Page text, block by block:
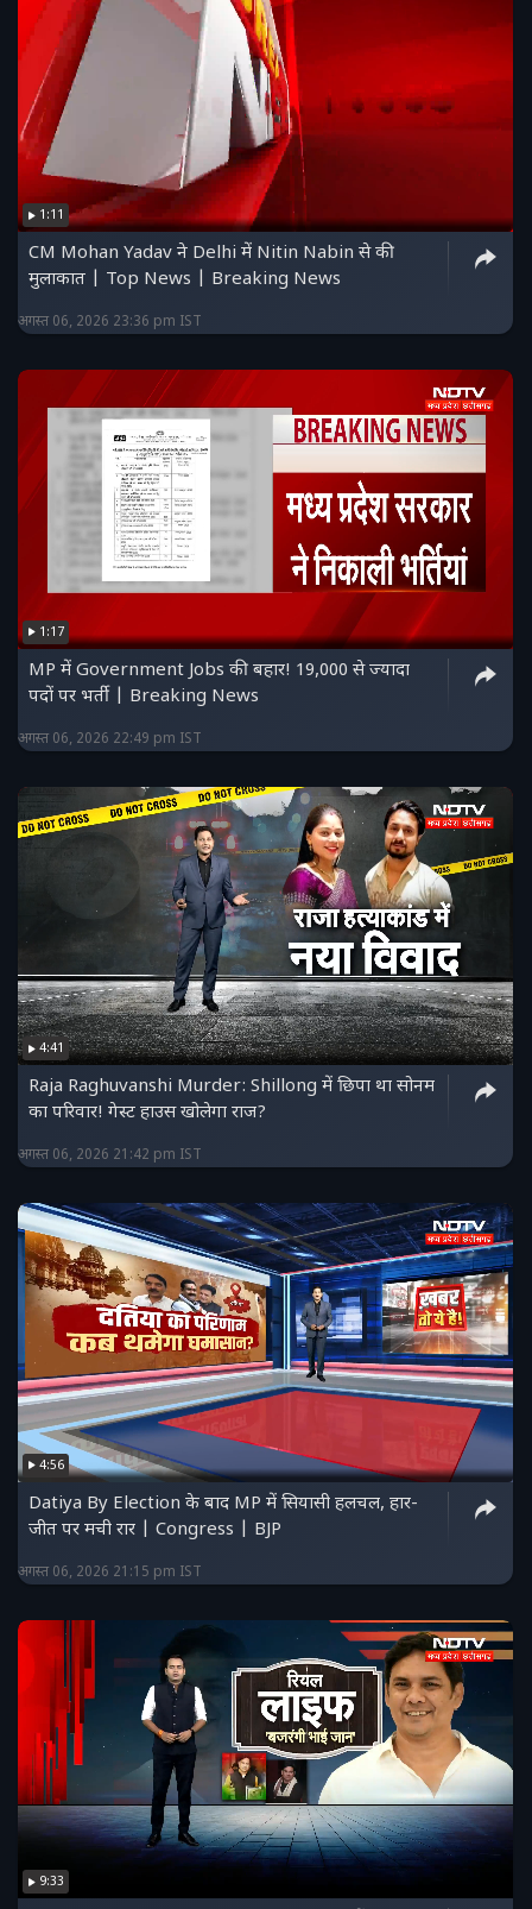
1:11
CM Mohan Yadav ने Delhi में Nitin Nabin से की
मुलाकात | Top News | Breaking News
अगस्त 06, 2026 23:36 pm IST
1:17
MP में Government Jobs की बहार! 19,000 से ज्यादा
पदों पर भर्ती | Breaking News
अगस्त 06, 2026 22:49 pm IST
4:41
Raja Raghuvanshi Murder: Shillong में छिपा था सोनम
का परिवार! गेस्ट हाउस खोलेगा राज?
अगस्त 06, 2026 21:42 pm IST
4:56
Datiya By Election के बाद MP में सियासी हलचल, हार-
जीत पर मची रार | Congress | BJP
अगस्त 06, 2026 21:15 pm IST
9:33